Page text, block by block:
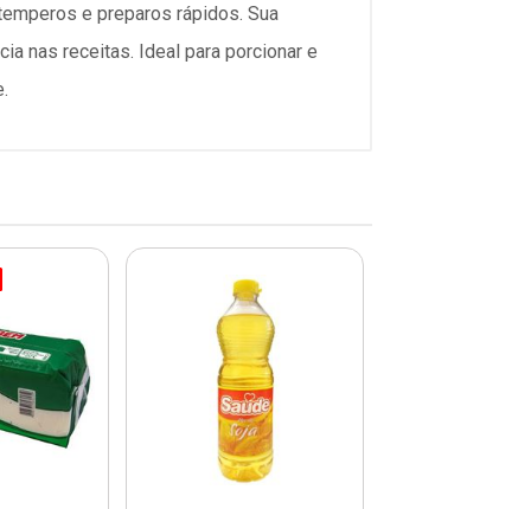
e preparos rápidos. Sua
nas receitas. Ideal para porcionar e